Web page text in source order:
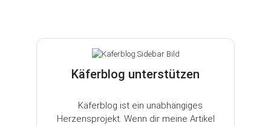
Käferblog unterstützen
Käferblog ist ein unabhängiges
Herzensprojekt. Wenn dir meine Artikel